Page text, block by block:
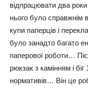
відпрацювати два
нього було справжнім
купи паперців і
було занадто багато
паперової роботи…
рюкзак з камінням і
нормативів… Він це